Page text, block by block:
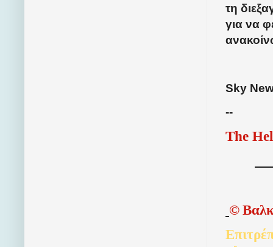
τη
για να
Sky
--
The
©